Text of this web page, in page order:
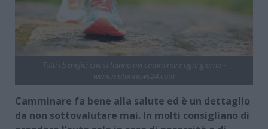
Camminare fa bene alla salute ed è un dettaglio
da non sottovalutare mai. In molti consigliano di